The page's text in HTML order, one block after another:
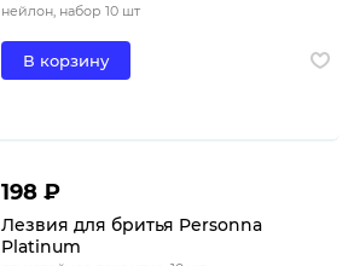
нейлон, набор 10 шт
В корзину
198 ₽
Лезвия для бритья Personna
Platinum